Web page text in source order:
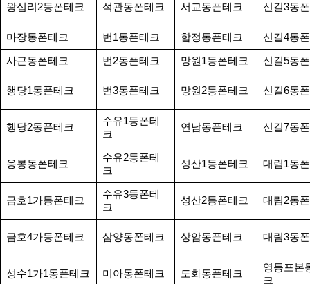
왕십리2동폰테크 석관동폰테크 서교동폰테크 신길3동
마장동폰테크 번1동폰테크 합정동폰테크
신길4동
사근동폰테크
번2동폰테크 망원1동폰테크 신길5동
행당1동폰테크 번3동폰테크 망원2동폰테크 신길6동
행당2동폰테크
수유1동폰테
크
연남동폰테크 신길7동
응봉동폰테크
수유2동폰테
크
성산1동폰테크 대림1동
금호1가동폰테크
수유3동폰테
크
성산2동폰테크 대림2동
금호4가동폰테크 삼양동폰테크 상암동폰테크 대림3동
성수1가1동폰테크 미아동폰테크 도화동폰테크
영등포본
크